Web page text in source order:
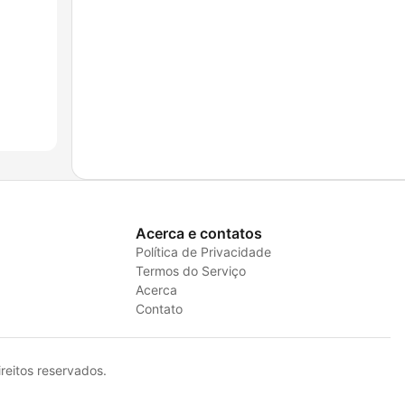
Acerca e contatos
Política de Privacidade
Termos do Serviço
Acerca
Contato
reservados.